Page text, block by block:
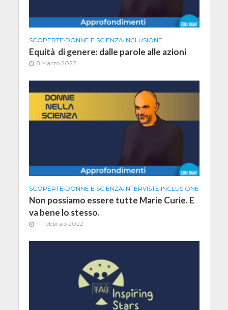
SCOPERTE•DONNE E SCIENZA•INCLUSIONE
Equità di genere: dalle parole alle azioni
8 Marzo 2022
SCOPERTE•DONNE E SCIENZA•INTERVISTE•INCLUSIONE
Non possiamo essere tutte Marie Curie. E
va bene lo stesso.
11 Febbraio 2022